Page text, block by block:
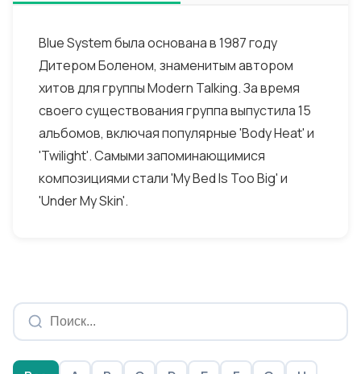
Blue System была основана в 1987 году
Дитером Боленом, знаменитым автором
хитов для группы Modern Talking. За время
своего существования группа выпустила 15
альбомов, включая популярные 'Body Heat' и
'Twilight'. Самыми запоминающимися
композициями стали 'My Bed Is Too Big' и
'Under My Skin'.